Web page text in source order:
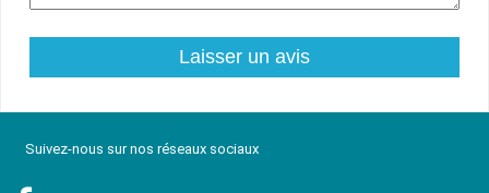
Suivez-nous sur nos réseaux sociaux